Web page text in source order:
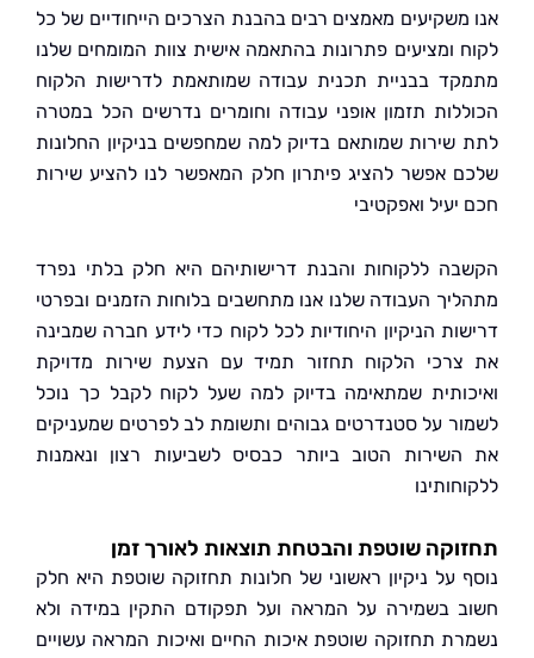
מאמצים רבים בהבנת הצרכים הייחודיים של כל
ומציעים פתרונות בהתאמה אישית צוות המומחים שלנו
בבניית תכנית עבודה שמותאמת לדרישות הלקוח
תזמון אופני עבודה וחומרים נדרשים הכל במטרה
שמותאם בדיוק למה שמחפשים בניקיון החלונות
אפשר להציג פיתרון חלק המאפשר לנו להציע שירות
ואפקטיבי
ללקוחות והבנת דרישותיהם היא חלק בלתי נפרד
העבודה שלנו אנו מתחשבים בלוחות הזמנים ובפרטי
הניקיון היחודיות לכל לקוח כדי לידע חברה שמבינה
הלקוח תחזור תמיד עם הצעת שירות מדויקת
שמתאימה בדיוק למה שעל לקוח לקבל כך נוכל
על סטנדרטים גבוהים ותשומת לב לפרטים שמעניקים
הטוב ביותר כבסיס לשביעות רצון ונאמנות
שוטפת והבטחת תוצאות לאורך זמן
על ניקיון ראשוני של חלונות תחזוקה שוטפת היא חלק
בשמירה על המראה ועל תפקודם התקין במידה ולא
תחזוקה שוטפת איכות החיים ואיכות המראה עשויים